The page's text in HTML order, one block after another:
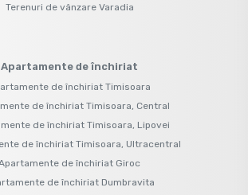
Terenuri de vânzare Varadia
Apartamente de închiriat
de închiriat Timisoara
de închiriat Timisoara, Central
de închiriat Timisoara, Lipovei
de închiriat Timisoara, Ultracentral
de închiriat Giroc
de închiriat Dumbravita